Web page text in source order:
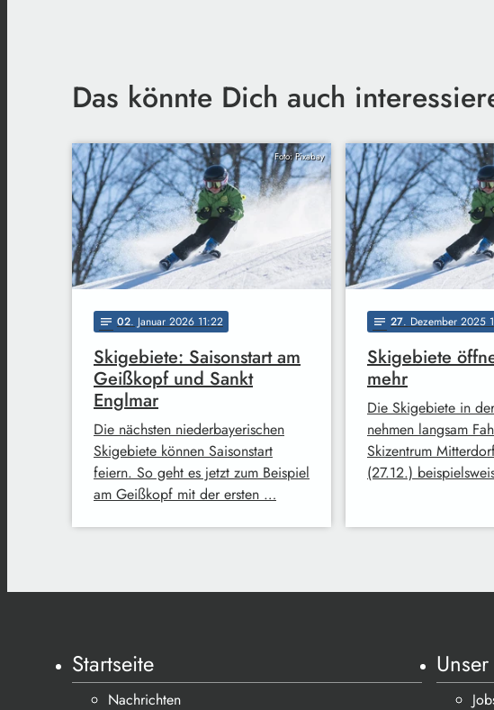
Das könnte Dich auch
Foto: Pixabay
notes 02. Januar 2026 11:22
Skigebiete: Saisonstart am
Geißkopf und Sankt
Englmar
Die nächsten niederbayerischen
Skigebiete können Saisonstart
feiern. So geht es jetzt zum Beispiel
am Geißkopf mit der ersten …
notes 27. Dezember 2025
Skigebiete
mehr
Die Skigebiete in
nehmen langsam
Skizentrum
(27.12.)
Startseite
Nachrichten